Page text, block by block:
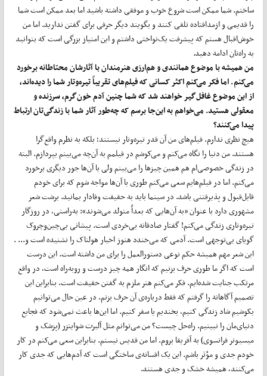
ساختم. شما ممکن است شروع خوب و موفقی داشته باشید اما بعد ممکن است شما
را قدیمی و ازمدافتاده تلقی کنند و بگویند دیگر حرفی برای گفتن ندارید. اما من
خوش‌اقبال هستم که پیشرفت یک‌نواختی داشتم و این امتیاز بزرگی است که بتوانید
به راه‌تان ادامه دهید.
من همیشه با موضوع همانندی و هم‌ارزی هنرمندان با آثارشان محتاطانه برخورد
می‌کنم. اما فکر می‌کنم اکثر کسانی که فیلم‌های تقریباً تیره‌وتار شما را دیده‌اند،
از این موضوع غافل‌گیر خواهند شد که شما چنین آدم خون‌گرم، سرزنده و
معقولی هستید. می‌خواهم به این‌جا برسم که چه‌طور آثار شما با زندگی‌تان ارتباط
پیدا می‌کنند؟
هیچ نظری ندارم. فیلم‌های من آن‌ قدر تیره‌وتار نیستند؛ بلکه به نظرم واقع‌گرا
هستند. من دنیا را نگاه می‌کنم و می‌کوشم در فیلمم به آن‌چه می‌بینم بپردازم. البته
در زندگی خصوصی‌ام هم همین چیزها را می‌بینم ولی با آن‌ها جور دیگری برخورد
می‌کنم. اما در فیلم‌هایم سعی می‌کنم طوری با آن‌ها مواجه شوم که برای خودم
قابل‌قبول و پذیرفتنی باشد. در سینما باید به حقیقت وفادار بمانید. برشت شعر
مشهوری دارد با عنوان «به آن‌هایی که بعداً متولد می‌شوند»: به‌راستی، در روزگار
تیره‌وتاری زندگی می‌کنم! گفتار صادقانه بی‌خردی است. پیشانی بی‌چین‌وچروک
گویای بی‌توجهی است. آدمی که می‌خندد هنوز اخبار هولناک را نشنیده است و... .
این شعر مهم همیشه حکم نوعی دستورالعمل را برای من داشته است. این درست
است که اگر ما طوری حرف بزنیم که انگار همه چیز درست و روبه‌راه است، در واقع
مرتکب جنایت شده‌ایم. فکر می‌کنم هنر ملزم به گفتن حقیقت است. بنابراین این
تصمیم آگاهانه را گرفتم که فقط درباره‌ی آن حرف بزنم. در عین حال می‌توانیم
بکوشیم شاد زندگی کنیم، بخندیم یا سفر کنیم. اما این‌ها باعث نمی‌شود که فجایع
دنیای‌مان را نبینیم. راه‌حل چیست؟ من می‌توانم مثل آلبرت شوایتزر (پزشک و
میسیونر فرانسوی) به آفریقا بروم. اما من قدیس نیستم. بنابراین سعی می‌کنم در کار
خودم جدی و مؤثر باشم. این یک افسانه‌ی ساختگی است که آدم‌هایی که جدی کار
می‌کنند، همیشه خشک و جدی هستند.